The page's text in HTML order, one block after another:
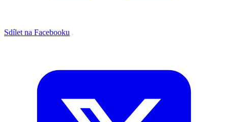
Sdílet na Facebooku